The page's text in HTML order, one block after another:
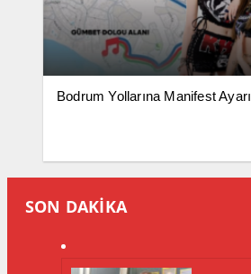
Bodrum Yollarına Manifest Ayarı
SON DAKİKA